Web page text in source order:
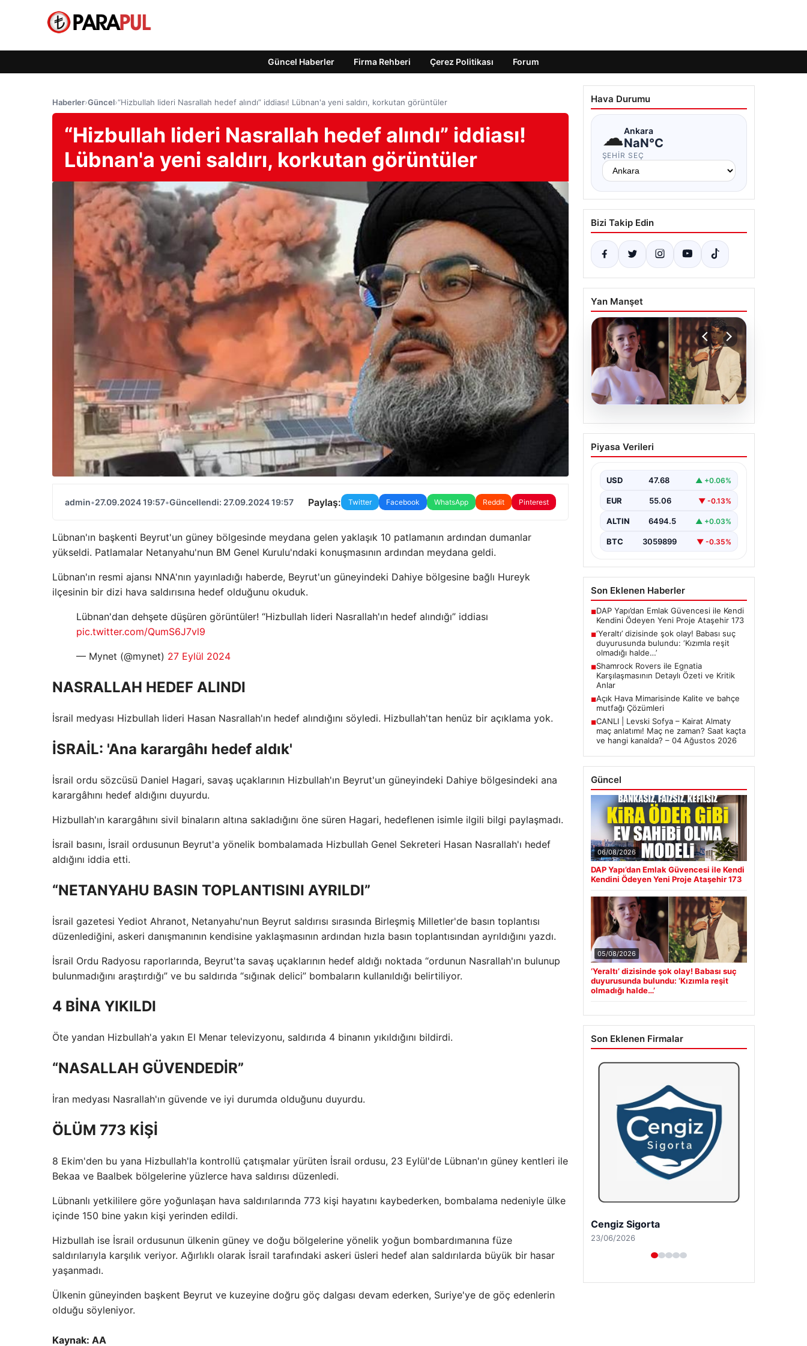
Güncel Haberler Firma Rehberi Çerez Politikası Forum
Haberler›Güncel›“Hizbullah lideri Nasrallah hedef alındı” iddiası! Lübnan'a yeni saldırı, korkutan görüntüler
“Hizbullah lideri Nasrallah hedef alındı” iddiası!
Lübnan'a yeni saldırı, korkutan görüntüler
admin•27.09.2024 19:57•Güncellendi: 27.09.2024 19:57 Paylaş: Twitter Facebook WhatsApp Reddit Pinterest
Lübnan'ın başkenti Beyrut'un güney bölgesinde meydana gelen yaklaşık 10 patlamanın ardından dumanlar
yükseldi. Patlamalar Netanyahu'nun BM Genel Kurulu'ndaki konuşmasının ardından meydana geldi.
Lübnan'ın resmi ajansı NNA'nın yayınladığı haberde, Beyrut'un güneyindeki Dahiye bölgesine bağlı Hureyk
ilçesinin bir dizi hava saldırısına hedef olduğunu okuduk.
Lübnan'dan dehşete düşüren görüntüler! “Hizbullah lideri Nasrallah'ın hedef alındığı” iddiası
pic.twitter.com/QumS6J7vl9
— Mynet (@mynet) 27 Eylül 2024
NASRALLAH HEDEF ALINDI
İsrail medyası Hizbullah lideri Hasan Nasrallah'ın hedef alındığını söyledi. Hizbullah'tan henüz bir açıklama yok.
İSRAİL: 'Ana karargâhı hedef aldık'
İsrail ordu sözcüsü Daniel Hagari, savaş uçaklarının Hizbullah'ın Beyrut'un güneyindeki Dahiye bölgesindeki ana
karargâhını hedef aldığını duyurdu.
Hizbullah'ın karargâhını sivil binaların altına sakladığını öne süren Hagari, hedeflenen isimle ilgili bilgi paylaşmadı.
İsrail basını, İsrail ordusunun Beyrut'a yönelik bombalamada Hizbullah Genel Sekreteri Hasan Nasrallah'ı hedef
aldığını iddia etti.
“NETANYAHU BASIN TOPLANTISINI AYRILDI”
İsrail gazetesi Yediot Ahranot, Netanyahu'nun Beyrut saldırısı sırasında Birleşmiş Milletler'de basın toplantısı
düzenlediğini, askeri danışmanının kendisine yaklaşmasının ardından hızla basın toplantısından ayrıldığını yazdı.
İsrail Ordu Radyosu raporlarında, Beyrut'ta savaş uçaklarının hedef aldığı noktada “ordunun Nasrallah'ın bulunup
bulunmadığını araştırdığı” ve bu saldırıda “sığınak delici” bombaların kullanıldığı belirtiliyor.
4 BİNA YIKILDI
Öte yandan Hizbullah'a yakın El Menar televizyonu, saldırıda 4 binanın yıkıldığını bildirdi.
“NASALLAH GÜVENDEDİR”
İran medyası Nasrallah'ın güvende ve iyi durumda olduğunu duyurdu.
ÖLÜM 773 KİŞİ
8 Ekim'den bu yana Hizbullah'la kontrollü çatışmalar yürüten İsrail ordusu, 23 Eylül'de Lübnan'ın güney kentleri ile
Bekaa ve Baalbek bölgelerine yüzlerce hava saldırısı düzenledi.
Lübnanlı yetkililere göre yoğunlaşan hava saldırılarında 773 kişi hayatını kaybederken, bombalama nedeniyle ülke
içinde 150 bine yakın kişi yerinden edildi.
Hizbullah ise İsrail ordusunun ülkenin güney ve doğu bölgelerine yönelik yoğun bombardımanına füze
saldırılarıyla karşılık veriyor. Ağırlıklı olarak İsrail tarafındaki askeri üsleri hedef alan saldırılarda büyük bir hasar
yaşanmadı.
Ülkenin güneyinden başkent Beyrut ve kuzeyine doğru göç dalgası devam ederken, Suriye'ye de göç edenlerin
olduğu söyleniyor.
Kaynak: AA
Hava Durumu
☁Ankara
NaN°C
ŞEHIR SEÇ
Bizi Takip Edin
Yan Manşet
05.08.2026
‘Yeraltı’ dizisinde şok
olay! Babası suç
‘Kızımla reşit olmadığı
halde…’
Piyasa Verileri
USD 47.68 ▲ +0.06%
EUR 55.06 ▼ -0.13%
ALTIN 6494.5 ▲ +0.03%
BTC 3059899 ▼ -0.35%
Son Eklenen Haberler
■DAP Yapı’dan Emlak Güvencesi ile Kendi
Kendini Ödeyen Yeni Proje Ataşehir 173
■‘Yeraltı’ dizisinde şok olay! Babası suç
duyurusunda bulundu: ‘Kızımla reşit
olmadığı halde…’
■Shamrock Rovers ile Egnatia
Karşılaşmasının Detaylı Özeti ve Kritik
Anlar
■Açık Hava Mimarisinde Kalite ve bahçe
mutfağı Çözümleri
■CANLI | Levski Sofya – Kairat Almaty
maç anlatımı! Maç ne zaman? Saat kaçta
ve hangi kanalda? – 04 Ağustos 2026
Güncel
06/08/2026
DAP Yapı’dan Emlak Güvencesi ile Kendi
Kendini Ödeyen Yeni Proje Ataşehir 173
05/08/2026
‘Yeraltı’ dizisinde şok olay! Babası suç
duyurusunda bulundu: ‘Kızımla reşit
olmadığı halde…’
Son Eklenen Firmalar
Hastaş Beton
26/05/2026